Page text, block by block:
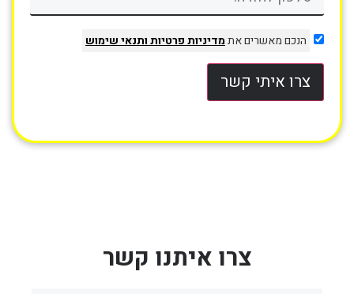
הנכם מאשרים אתמדיניות פרטיותותנאי שימוש
צרו איתי קשר
צרו איתנו קשר